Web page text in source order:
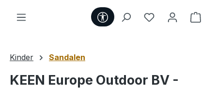
Werkzeugleiste anzeigen
Du hast 0
Kinder Sandalen
KEEN Europe Outdoor BV -